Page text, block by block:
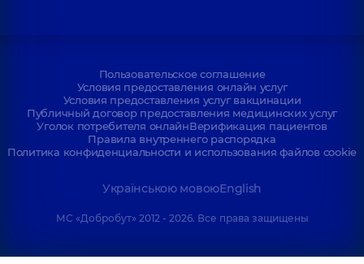
Пользовательское соглашение
Условия предоставления онлайн услуг
Условия предоставления услуг вакцинации
Публичный договор предоставления медицинских услуг
Уголок потребителя онлайнВерификация пациентов
Правила внутреннего распорядка
Политика конфиденциальности и использования файлов cookie
Українською мовоюEnglish
МС «Добробут» 2012 - 2026. Все права защищены